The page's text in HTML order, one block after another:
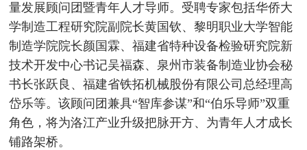
量发展顾问团暨青年人才导师。受聘专家包括华侨大
学制造工程研究院副院长黄国钦、黎明职业大学智能
制造学院院长颜国霖、福建省特种设备检验研究院新
技术开发中心书记吴福森、泉州市装备制造业协会秘
书长张跃良、福建省铁拓机械股份有限公司总经理高
岱乐等。该顾问团兼具“智库参谋”和“伯乐导师”双重
角色，将为洛江产业升级把脉开方、为青年人才成长
铺路架桥。